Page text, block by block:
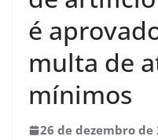
é
multa de
mínimos
26 de dezembro de